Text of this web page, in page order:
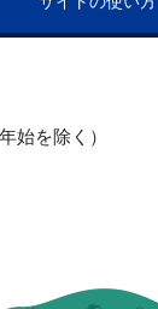
始を除く）